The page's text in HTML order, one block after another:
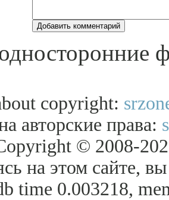
copyright:
авторские права:
© 2008-
на этом сайте,
time 0.003218,